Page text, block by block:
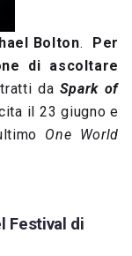
Bolton. Per
di ascoltare
da Spark of
il 23 giugno e
One World
Festival di